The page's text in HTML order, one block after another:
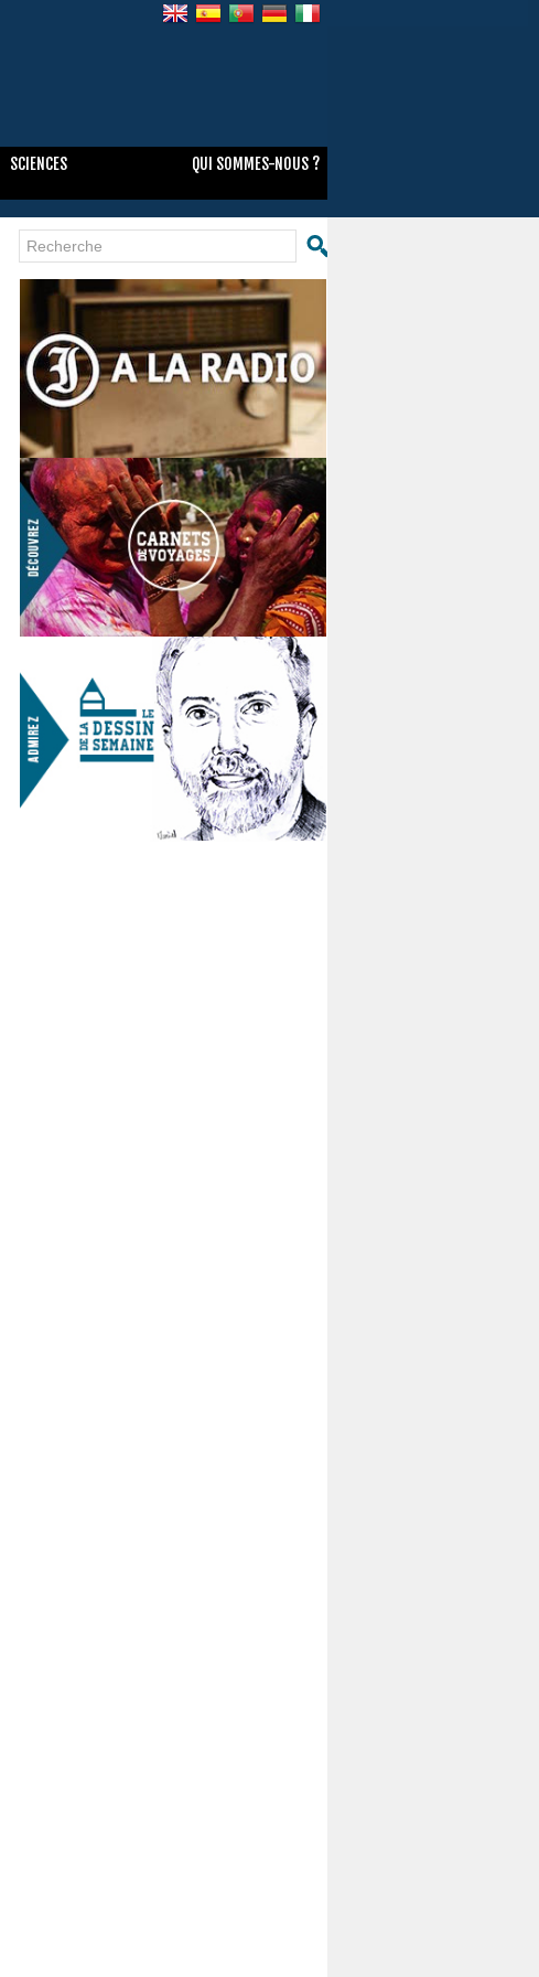
SCIENCES
QUI SOMMES-NOUS ?